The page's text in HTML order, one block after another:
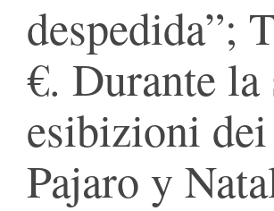
despedida”;
€. Durante la
esibizioni
Pajaro y